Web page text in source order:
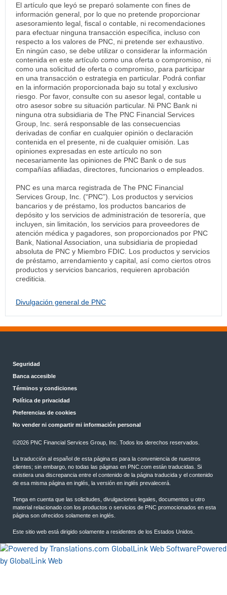
El artículo que leyó se preparó solamente con fines de
información general, por lo que no pretende proporcionar
asesoramiento legal, fiscal o contable, ni recomendaciones
para efectuar ninguna transacción específica, incluso con
respecto a los valores de PNC, ni pretende ser exhaustivo.
En ningún caso, se debe utilizar o considerar la información
contenida en este artículo como una oferta o compromiso, ni
como una solicitud de oferta o compromiso, para participar
en una transacción o estrategia en particular. Podrá confiar
en la información proporcionada bajo su total y exclusivo
riesgo. Por favor, consulte con su asesor legal, contable u
otro asesor sobre su situación particular. Ni PNC Bank ni
ninguna otra subsidiaria de The PNC Financial Services
Group, Inc. será responsable de las consecuencias
derivadas de confiar en cualquier opinión o declaración
contenida en el presente, ni de cualquier omisión. Las
opiniones expresadas en este artículo no son
necesariamente las opiniones de PNC Bank o de sus
compañías afiliadas, directores, funcionarios o empleados.
PNC es una marca registrada de The PNC Financial
Services Group, Inc. (“PNC”). Los productos y servicios
bancarios y de préstamo, los productos bancarios de
depósito y los servicios de administración de tesorería, que
incluyen, sin limitación, los servicios para proveedores de
atención médica y pagadores, son proporcionados por PNC
Bank, National Association, una subsidiaria de propiedad
absoluta de PNC y Miembro FDIC. Los productos y servicios
de préstamo, arrendamiento y capital, así como ciertos otros
productos y servicios bancarios, requieren aprobación
crediticia.
Divulgación general de PNC
Seguridad
Banca accesible
Términos y condiciones
Política de privacidad
Preferencias de cookies
No vender ni compartir mi información personal
©2026 PNC Financial Services Group, Inc. Todos los derechos reservados.
La traducción al español de esta página es para la conveniencia de nuestros
clientes; sin embargo, no todas las páginas en PNC.com están traducidas. Si
existiera una discrepancia entre el contenido de la página traducida y el contenido
de esa misma página en inglés, la versión en inglés prevalecerá.
Tenga en cuenta que las solicitudes, divulgaciones legales, documentos u otro
material relacionado con los productos o servicios de PNC promocionados en esta
página son ofrecidos solamente en inglés.
Este sitio web está dirigido solamente a residentes de los Estados Unidos.
Powered
by GlobalLink Web